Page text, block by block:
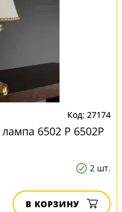
27174
6502 P 6502P
2 шт.
В КОРЗИНУ